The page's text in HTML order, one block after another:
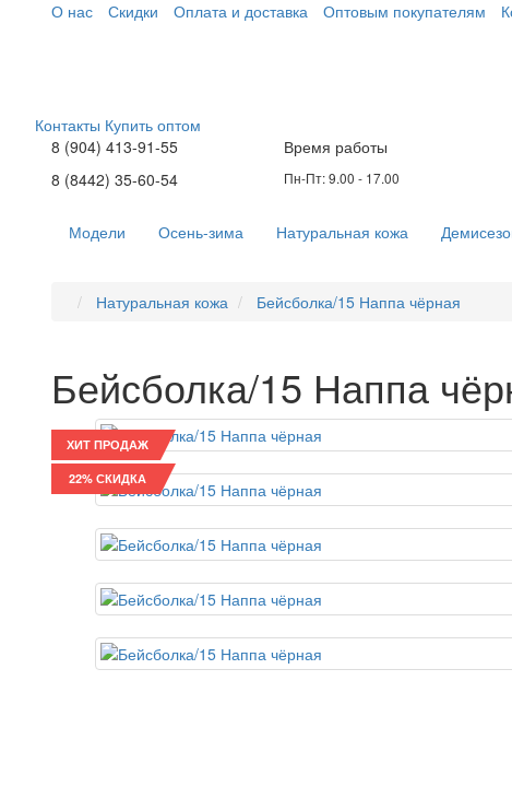
О нас Скидки Оплата и доставка Оптовым покупателям
Контакты Купить оптом
8 (904) 413-91-55
8 (8442) 35-60-54
Время работы
Пн-Пт: 9.00 - 17.00
Модели Осень-зима Натуральная кожа
Натуральная кожа Бейсболка/15 Наппа чёрная
Бейсболка/15 Наппа
ХИТ ПРОДАЖ
22% СКИДКА